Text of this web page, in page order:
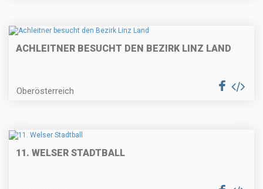
ACHLEITNER BESUCHT DEN BEZIRK LINZ LAND
Oberösterreich
11. WELSER STADTBALL